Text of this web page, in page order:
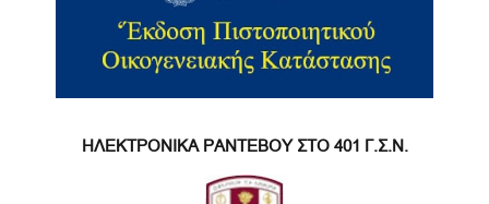
ΗΛΕΚΤΡΟΝΙΚΑ ΡΑΝΤΕΒΟΥ ΣΤΟ 401 Γ.Σ.Ν.